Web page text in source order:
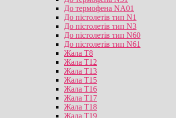
До термофена NA01
До пістолетів тип N1
До пістолетів тип N3
До пістолетів тип N60
До пістолетів тип N61
Жала T8
Жала T12
Жала T13
Жала T15
Жала T16
Жала T17
Жала T18
Жала T19